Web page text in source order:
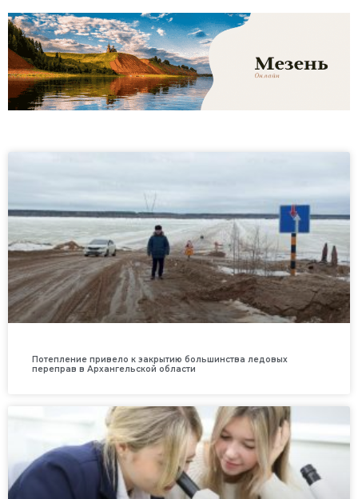
Потепление привело к закрытию большинства ледовых
переправ в Архангельской области